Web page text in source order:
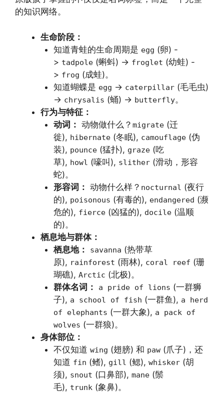
的知识网络。
生命阶段：
知道青蛙的生命周期是 egg (卵) -
> tadpole(蝌蚪) -> froglet (幼蛙) -
> frog (成蛙)。
知道蝴蝶是 egg -> caterpillar(毛毛虫)
-> chrysalis (蛹) -> butterfly。
行为与特征：
动词： 动物做什么？ migrate(迁
徙), hibernate(冬眠), camouflage(伪
装), pounce(猛扑), graze(吃
草), howl (嚎叫), slither(滑动，形容
蛇)。
形容词： 动物什么样？ nocturnal (夜行
的), poisonous (有毒的), endangered (濒
危的), fierce(凶猛的), docile(温顺
的)。
栖息地与群体：
栖息地：
savanna (热带草
原), rainforest (雨林), coral reef (珊
瑚礁), Arctic (北极)。
群体名词：
a pride of lions (一群狮
子), a school of fish (一群鱼), a herd
of elephants (一群大象), a pack of
wolves (一群狼)。
身体部位：
不仅知道 wing (翅膀) 和 paw(爪子)，还
知道 fin (鳍), gill (鳃), whisker(胡
须), snout (口鼻部), mane(鬃
毛), trunk (象鼻)。